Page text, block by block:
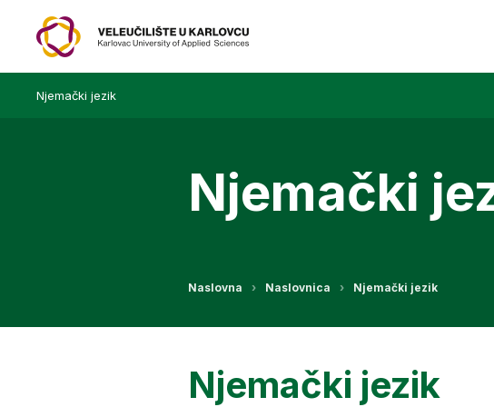
Njemački jezik
Njemački
Naslovna Naslovnica Njemački jezik
Njemački jezik